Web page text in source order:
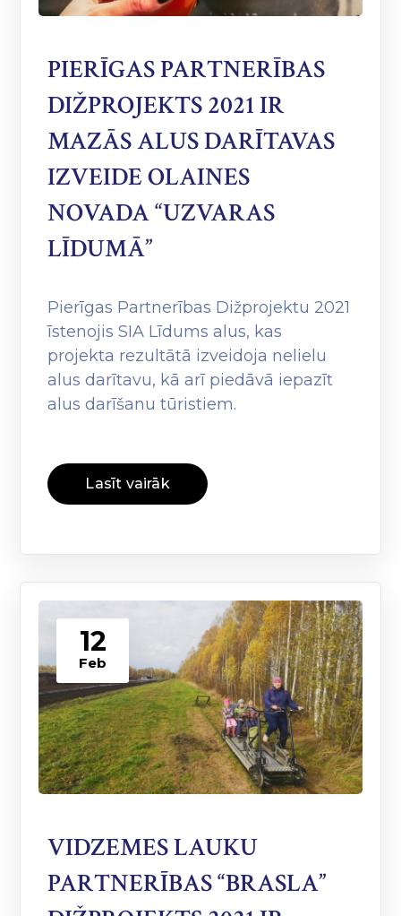
PIERĪGAS PARTNERĪBAS
DIŽPROJEKTS 2021 IR
MAZĀS ALUS DARĪTAVAS
IZVEIDE OLAINES
NOVADA “UZVARAS
LĪDUMĀ”
Pierīgas Partnerības Dižprojektu 2021
īstenojis SIA Līdums alus, kas
projekta rezultātā izveidoja nelielu
alus darītavu, kā arī piedāvā iepazīt
alus darīšanu tūristiem.
Lasīt vairāk
12
Feb
VIDZEMES LAUKU
PARTNERĪBAS “BRASLA”